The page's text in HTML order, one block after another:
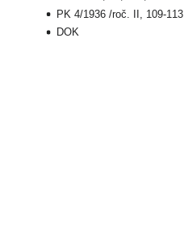
PK 4/1936 /roč. II, 109-113
DOK